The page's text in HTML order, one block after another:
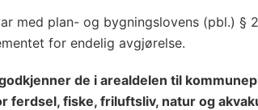
med plan- og bygningslovens (pbl.) §
for endelig avgjørelse.
de i arealdelen til
ferdsel, fiske, friluftsliv, natur og